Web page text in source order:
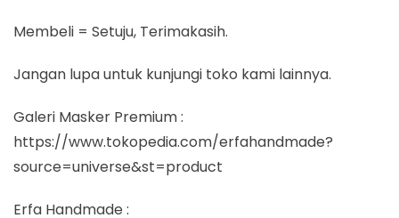
Membeli = Setuju, Terimakasih.
Jangan lupa untuk kunjungi toko kami lainnya.
Galeri Masker Premium :
https://www.tokopedia.com/erfahandmade?
source=universe&st=product
Erfa Handmade :